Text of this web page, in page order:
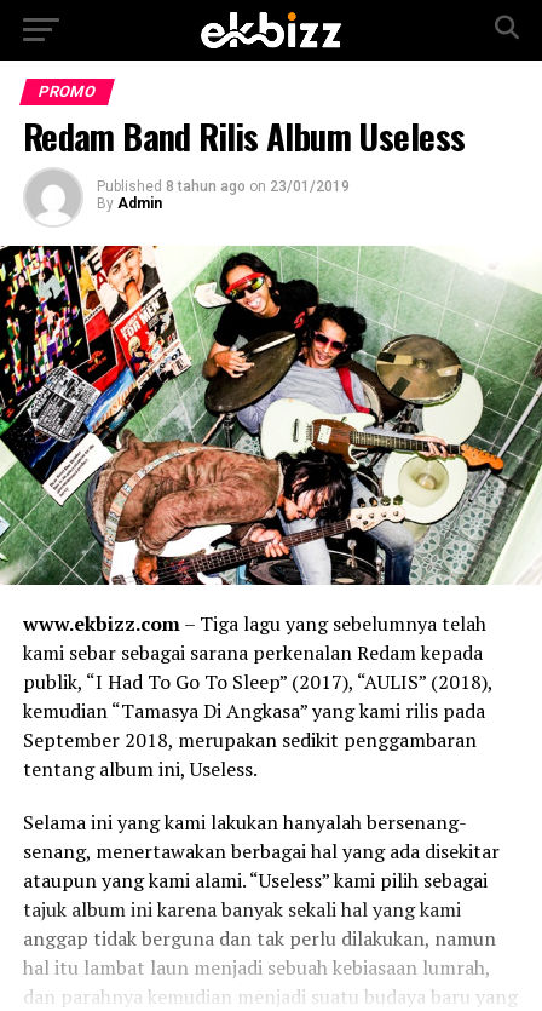
PROMO
Redam Band Rilis Album Useless
Published 8 tahun ago on 23/01/2019
By Admin
www.ekbizz.com– Tiga lagu yang sebelumnya telah
kami sebar sebagai sarana perkenalan Redam kepada
publik, “I Had To Go To Sleep” (2017), “AULIS” (2018),
kemudian “Tamasya Di Angkasa” yang kami rilis pada
September 2018, merupakan sedikit penggambaran
tentang album ini, Useless.
Selama ini yang kami lakukan hanyalah bersenang-
senang, menertawakan berbagai hal yang ada disekitar
ataupun yang kami alami. “Useless” kami pilih sebagai
tajuk album ini karena banyak sekali hal yang kami
anggap tidak berguna dan tak perlu dilakukan, namun
hal itu lambat laun menjadi sebuah kebiasaan lumrah,
dan parahnya kemudian menjadi suatu budaya baru yang